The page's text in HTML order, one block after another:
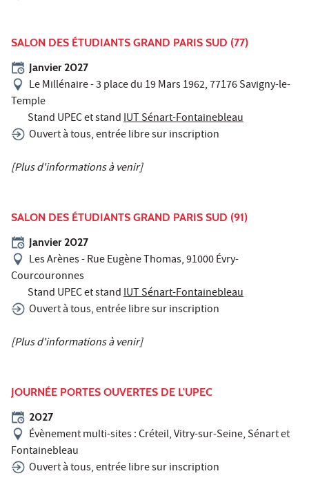
SALON DES ÉTUDIANTS GRAND PARIS SUD (77)
Janvier 2027
Le Millénaire - 3 place du 19 Mars 1962, 77176 Savigny-le-
Temple
Stand UPEC et standIUT Sénart-Fontainebleau
Ouvert à tous, entrée libre sur inscription
[Plus d'informations à venir]
SALON DES ÉTUDIANTS GRAND PARIS SUD (91)
Janvier 2027
Les Arènes - Rue Eugène Thomas, 91000 Évry-
Courcouronnes
Stand UPEC et standIUT Sénart-Fontainebleau
Ouvert à tous, entrée libre sur inscription
[Plus d'informations à venir]
JOURNÉE PORTES OUVERTES DE L'UPEC
2027
Évènement multi-sites : Créteil, Vitry-sur-Seine, Sénart et
Fontainebleau
Ouvert à tous, entrée libre sur inscription